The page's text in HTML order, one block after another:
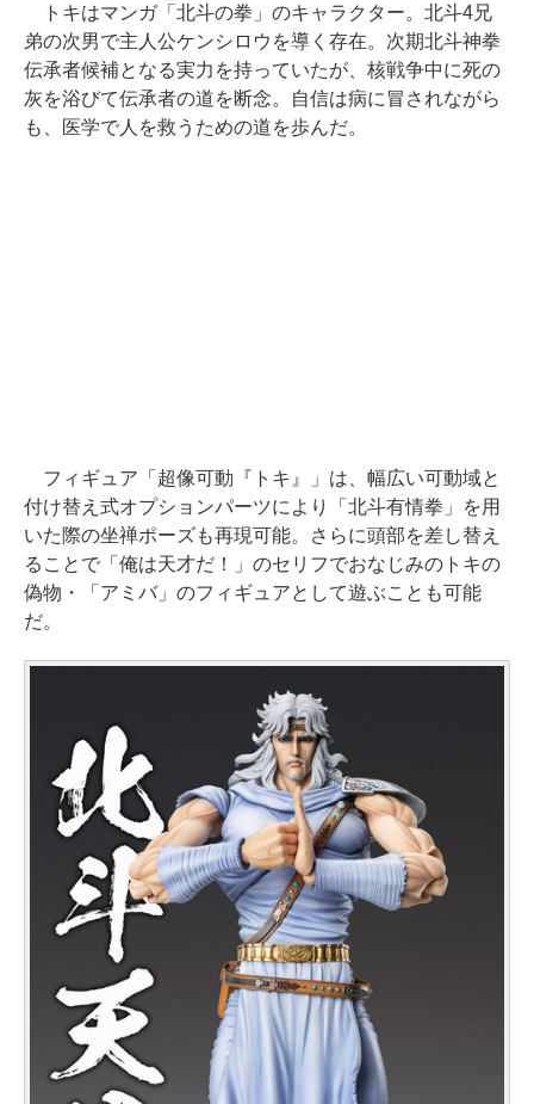
トキはマンガ「北斗の拳」のキャラクター。北斗4兄
弟の次男で主人公ケンシロウを導く存在。次期北斗神拳
伝承者候補となる実力を持っていたが、核戦争中に死の
灰を浴びて伝承者の道を断念。自信は病に冒されながら
も、医学で人を救うための道を歩んだ。
フィギュア「超像可動『トキ』」は、幅広い可動域と
付け替え式オプションパーツにより「北斗有情拳」を用
いた際の坐禅ポーズも再現可能。さらに頭部を差し替え
ることで「俺は天才だ！」のセリフでおなじみのトキの
偽物・「アミバ」のフィギュアとして遊ぶことも可能
だ。